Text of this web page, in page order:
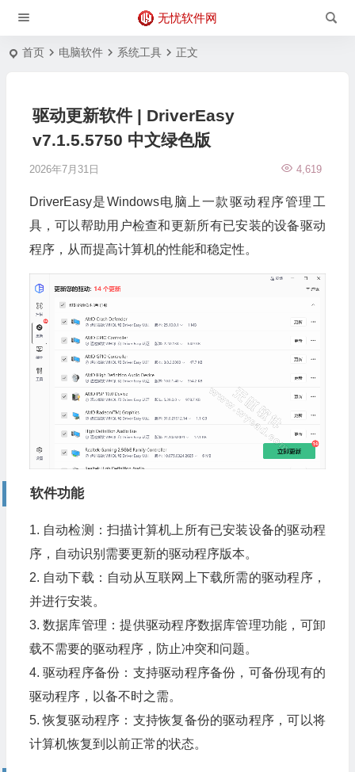
无忧软件网
首页 电脑软件 系统工具 正文
驱动更新软件 | DriverEasy
v7.1.5.5750 中文绿色版
2026年7月31日 4,619
DriverEasy是Windows电脑上一款驱动程序管理工
具，可以帮助用户检查和更新所有已安装的设备驱动
程序，从而提高计算机的性能和稳定性。
软件功能
1. 自动检测：扫描计算机上所有已安装设备的驱动程
序，自动识别需要更新的驱动程序版本。
2. 自动下载：自动从互联网上下载所需的驱动程序，
并进行安装。
3. 数据库管理：提供驱动程序数据库管理功能，可卸
载不需要的驱动程序，防止冲突和问题。
4. 驱动程序备份：支持驱动程序备份，可备份现有的
驱动程序，以备不时之需。
5. 恢复驱动程序：支持恢复备份的驱动程序，可以将
计算机恢复到以前正常的状态。